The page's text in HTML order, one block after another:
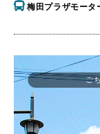
梅田プラザモータ
ご